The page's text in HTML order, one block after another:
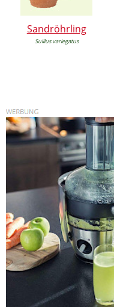
Sandröhrling
Suillus variegatus